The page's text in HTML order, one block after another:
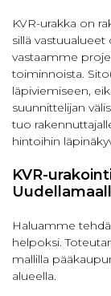
KVR-urakka on
sillä vastuualueet
vastaamme
toiminnoista.
läpiviemiseen,
suunnittelijan
tuo
hintoihin
KVR-
Haluamme
helpoksi.
mallilla
alueella.